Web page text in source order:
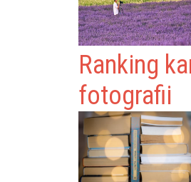
Ranking
fotografii